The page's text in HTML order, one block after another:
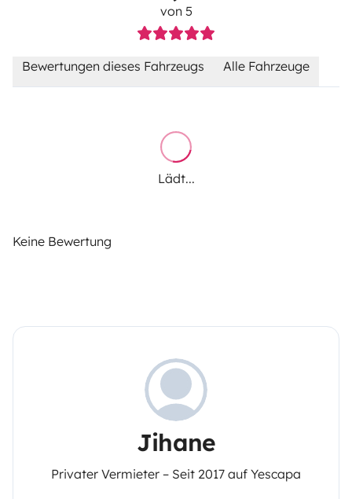
von 5
Bewertungen dieses Fahrzeugs Alle Fahrzeuge
Lädt...
Keine Bewertung
Jihane
Privater Vermieter – Seit 2017 auf Yescapa